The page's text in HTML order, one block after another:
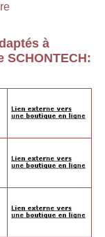
à
SCHONTECH: